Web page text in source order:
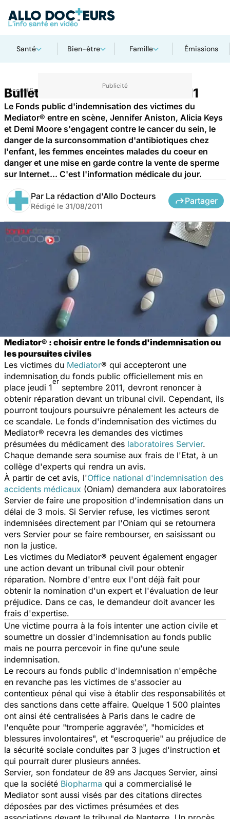
Santé Bien-être Famille Émissions
AccueilSanté
Bulletin de santé du 31 août 2011
Le Fonds public d'indemnisation des victimes du
Mediator® entre en scène, Jennifer Aniston, Alicia Keys
et Demi Moore s'engagent contre le cancer du sein, le
danger de la surconsommation d'antibiotiques chez
l'enfant, les femmes enceintes malades du coeur en
danger et une mise en garde contre la vente de sperme
sur Internet... C'est l'information médicale du jour.
Par La rédaction d'Allo Docteurs
Rédigé le 31/08/2011
Partager
Mediator® : choisir entre le fonds d'indemnisation ou
les poursuites civiles
Les victimes du Mediator® qui accepteront une
indemnisation du fonds public officiellement mis en
place jeudi 1
er
septembre 2011, devront renoncer à
obtenir réparation devant un tribunal civil. Cependant, ils
pourront toujours poursuivre pénalement les acteurs de
ce scandale. Le fonds d'indemnisation des victimes du
Mediator® recevra les demandes des victimes
présumées du médicament des laboratoires Servier.
Chaque demande sera soumise aux frais de l'Etat, à un
collège d'experts qui rendra un avis.
À partir de cet avis, l'Office national d'indemnisation des
accidents médicaux (Oniam) demandera aux laboratoires
Servier de faire une proposition d'indemnisation dans un
délai de 3 mois. Si Servier refuse, les victimes seront
indemnisées directement par l'Oniam qui se retournera
vers Servier pour se faire rembourser, en saisissant ou
non la justice.
Les victimes du Mediator® peuvent également engager
une action devant un tribunal civil pour obtenir
réparation. Nombre d'entre eux l'ont déjà fait pour
obtenir la nomination d'un expert et l'évaluation de leur
préjudice. Dans ce cas, le demandeur doit avancer les
frais d'expertise.
Une victime pourra à la fois intenter une action civile et
soumettre un dossier d'indemnisation au fonds public
mais ne pourra percevoir in fine qu'une seule
indemnisation.
Le recours au fonds public d'indemnisation n'empêche
en revanche pas les victimes de s'associer au
contentieux pénal qui vise à établir des responsabilités et
des sanctions dans cette affaire. Quelque 1 500 plaintes
ont ainsi été centralisées à Paris dans le cadre de
l'enquête pour "tromperie aggravée", "homicides et
blessures involontaires", et "escroquerie" au préjudice de
la sécurité sociale conduites par 3 juges d'instruction et
qui pourrait durer plusieurs années.
Servier, son fondateur de 89 ans Jacques Servier, ainsi
que la société Biopharma qui a commercialisé le
Mediator sont aussi visés par des citations directes
déposées par des victimes présumées et des